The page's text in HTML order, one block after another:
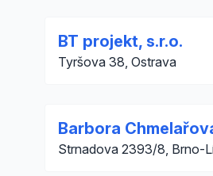
BT projekt, s.r.o.
Tyršova 38, Ostrava
Barbora
Strnadova 2393/8, Brno-